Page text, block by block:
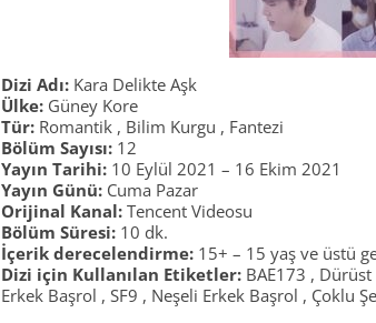
Dizi Adı: Kara Delikte Aşk
Ülke: Güney Kore
Tür: Romantik , Bilim Kurgu , Fantezi
Bölüm Sayısı: 12
Yayın Tarihi: 10 Eylül 2021 – 16 Ekim 2021
Yayın Günü: Cuma Pazar
Orijinal Kanal: Tencent Videosu
Bölüm Süresi: 10 dk.
İçerik derecelendirme: 15+ – 15 yaş ve üstü
Dizi için Kullanılan Etiketler: BAE173 , Dürüst
Erkek Başrol , SF9 , Neşeli Erkek Başrol , Çoklu